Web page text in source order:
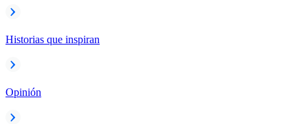
Historias que inspiran
Opinión